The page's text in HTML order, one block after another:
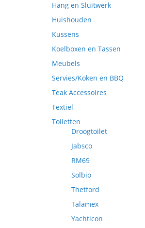
Hang en Sluitwerk
Huishouden
Kussens
Koelboxen en Tassen
Meubels
Servies/Koken en BBQ
Teak Accessoires
Textiel
Toiletten
Droogtoilet
Jabsco
RM69
Solbio
Thetford
Talamex
Yachticon